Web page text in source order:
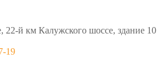
22-й км Калужского шоссе, здание 10
19